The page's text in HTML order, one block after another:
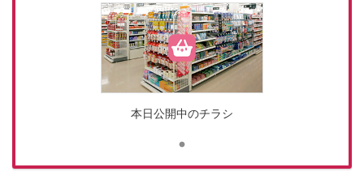
本日公開中のチラシ